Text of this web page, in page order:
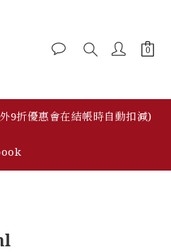
9折優惠會在結帳時自動扣減)